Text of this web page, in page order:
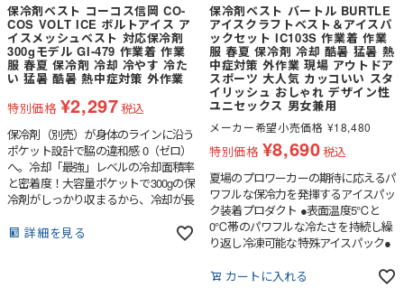
保冷剤ベスト コーコス信岡 CO-
COS VOLT ICE ボルトアイス ア
イスメッシュベスト 対応保冷剤
300gモデル GI-479 作業着 作業
服 春夏 保冷剤 冷却 冷やす 冷た
い 猛暑 酷暑 熱中症対策 外作業
特別価格 ¥2,297税込
保冷剤（別売）が身体のラインに沿う
ポケット設計で脇の違和感 0（ゼロ）
へ。冷却「最強」レベルの冷却面積率
と密着度！大容量ポケットで300gの保
冷剤がしっかり収まるから、冷却が長
ても目立たず、多様なシーンで速攻ク
詳細を見る
保冷剤ベスト バートル BURTLE
アイスクラフトベスト＆アイスパ
ックセット IC103S 作業着 作業
服 春夏 保冷剤 冷却 酷暑 猛暑 熱
中症対策 外作業 現場 アウトドア
スポーツ 大人気 カッコいい スタ
イリッシュ おしゃれ デザイン性
ユニセックス 男女兼用
メーカー希望小売価格 ¥18,480
特別価格 ¥8,690税込
夏場のプロワーカーの期待に応えるパ
ワフルな保冷力を発揮するアイスパッ
ク装着プロダクト ●表面温度5℃と
0℃帯のパワフルな冷たさを持続し繰
り返し冷凍可能な特殊アイスパック●
久性、内容成分の安全性に優れる特殊
カートに入れる